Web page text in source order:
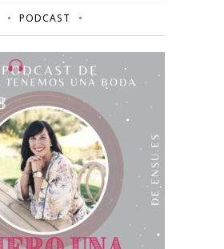
PODCAST